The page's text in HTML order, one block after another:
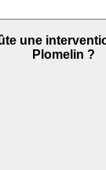
une
Plomelin ?